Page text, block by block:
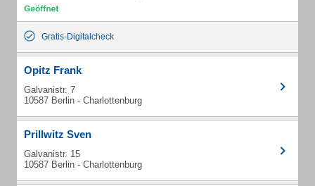
Gratis-Digitalcheck
Opitz Frank
Galvanistr. 7
10587 Berlin - Charlottenburg
Prillwitz Sven
Galvanistr. 15
10587 Berlin - Charlottenburg